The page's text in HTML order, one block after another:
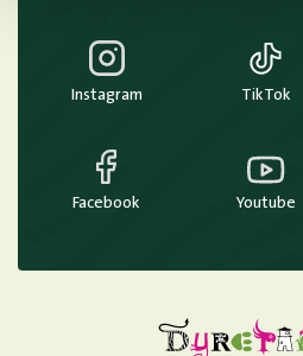
Instagram TikTok
Facebook Youtube